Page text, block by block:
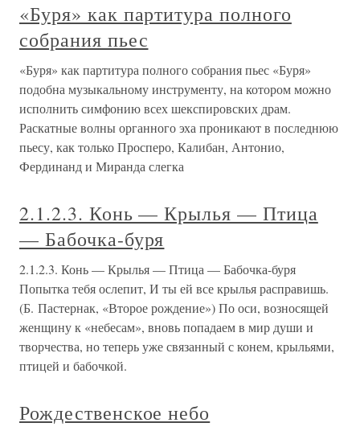
«Буря» как партитура полного
собрания пьес
«Буря» как партитура полного собрания пьес «Буря»
подобна музыкальному инструменту, на котором можно
исполнить симфонию всех шекспировских драм.
Раскатные волны органного эха проникают в последнюю
пьесу, как только Просперо, Калибан, Антонио,
Фердинанд и Миранда слегка
2.1.2.3. Конь — Крылья — Птица
— Бабочка-буря
2.1.2.3. Конь — Крылья — Птица — Бабочка-буря
Попытка тебя ослепит, И ты ей все крылья расправишь.
(Б. Пастернак, «Второе рождение») По оси, возносящей
женщину к «небесам», вновь попадаем в мир души и
творчества, но теперь уже связанный с конем, крыльями,
птицей и бабочкой.
Рождественское небо